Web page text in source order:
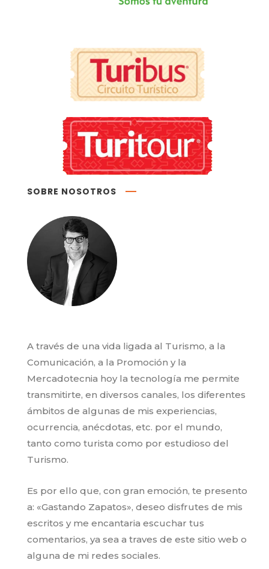
SOBRE NOSOTROS
A través de una vida ligada al Turismo, a la
Comunicación, a la Promoción y la
Mercadotecnia hoy la tecnología me permite
transmitirte, en diversos canales, los diferentes
ámbitos de algunas de mis experiencias,
ocurrencia, anécdotas, etc. por el mundo,
tanto como turista como por estudioso del
Turismo.
Es por ello que, con gran emoción, te presento
a: «Gastando Zapatos», deseo disfrutes de mis
escritos y me encantaria escuchar tus
comentarios, ya sea a traves de este sitio web o
alguna de mi redes sociales.